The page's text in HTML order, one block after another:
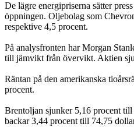
De lägre energipriserna sätter
öppningen. Oljebolag som
respektive 4,5 procent.
På analysfronten har Morgan
till jämvikt från övervikt. Aktien
Räntan på den amerikanska
procent.
Brentoljan sjunker 5,16 procent
backar 3,44 procent till 74,75